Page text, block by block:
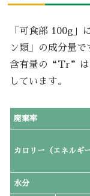
「可食部 100g」
ン類」の成分量で
含有量の“Tr”は
しています。
廃棄率
カロリー（エネルギー
水分